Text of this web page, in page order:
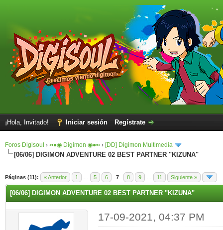
¡Hola, Invitado! Iniciar sesión Regístrate
Foros Digisoul › ◦•●◉ Digimon ◉●•◦ › [DD] Digimon Multimedia
[06/06] DIGIMON ADVENTURE 02 BEST PARTNER "KIZUNA"
Páginas (11): « Anterior 1 5 6 7 8 9 11 Siguiente »
[06/06] DIGIMON ADVENTURE 02 BEST PARTNER "KIZUNA"
17-09-2021, 04:37 PM